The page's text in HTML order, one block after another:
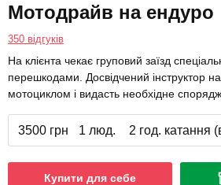
Мотодрайв на ендуро
350 відгуків
На клієнта чекає груповий заїзд
перешкодами. Досвідчений інструктор
мотоциклом і видасть необхідне
3500 грн 1 люд. 2 год. катання
Купити для себе